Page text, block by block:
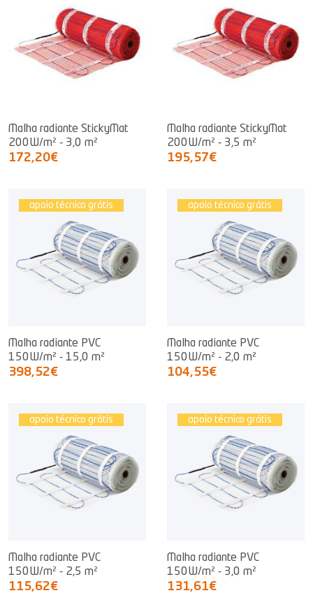
Malha radiante StickyMat
200W/m² - 3,0 m²
172,20€
Malha radiante StickyMat
200W/m² - 3,5 m²
195,57€
apoio técnico grátis
Malha radiante PVC
150W/m² - 15,0 m²
398,52€
apoio técnico grátis
Malha radiante PVC
150W/m² - 2,0 m²
104,55€
apoio técnico grátis
Malha radiante PVC
150W/m² - 2,5 m²
115,62€
apoio técnico grátis
Malha radiante PVC
150W/m² - 3,0 m²
131,61€